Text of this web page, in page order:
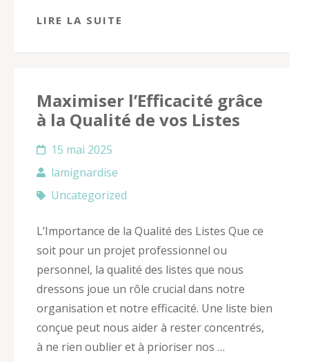
LIRE LA SUITE
Maximiser l’Efficacité grâce
à la Qualité de vos Listes
15 mai 2025
lamignardise
Uncategorized
L’Importance de la Qualité des Listes Que ce
soit pour un projet professionnel ou
personnel, la qualité des listes que nous
dressons joue un rôle crucial dans notre
organisation et notre efficacité. Une liste bien
conçue peut nous aider à rester concentrés,
à ne rien oublier et à prioriser nos …